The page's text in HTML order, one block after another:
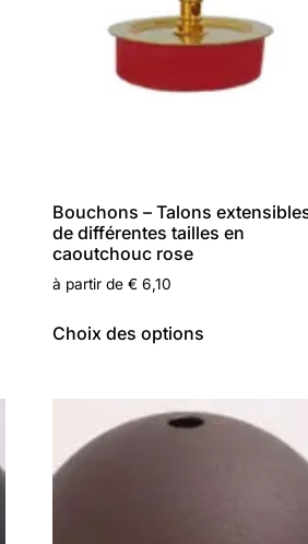
Bouchons – Talons
de différentes tailles en
caoutchouc rose
à partir de€ 6,10
Choix des options